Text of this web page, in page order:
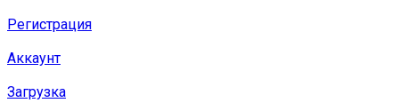
Регистрация
Аккаунт
Загрузка